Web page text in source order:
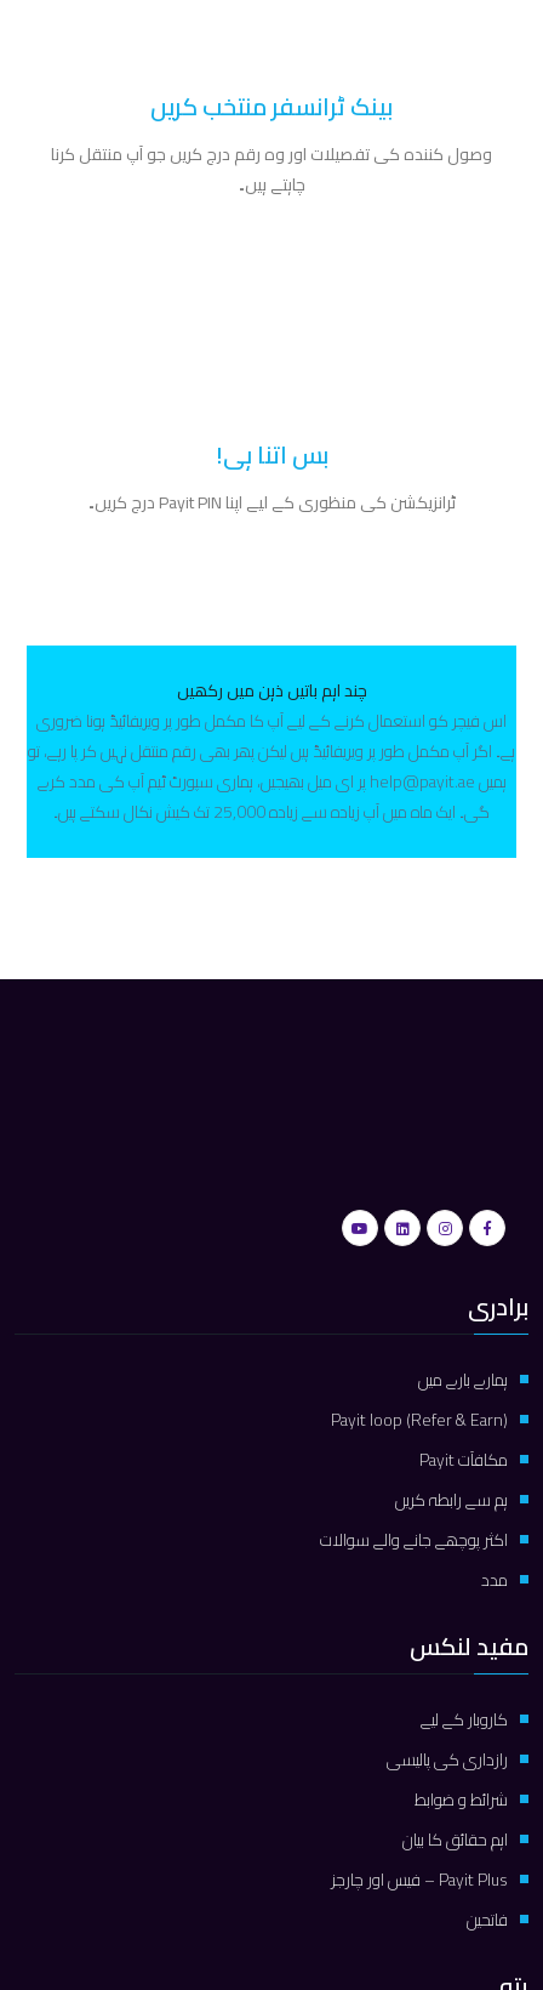
بینک ٹرانسفر منتخب کریں
وصول کنندہ کی تفصیلات اور وہ رقم درج کریں جو آپ منتقل کرنا
چاہتے ہیں۔
بس اتنا ہی!
ٹرانزیکشن کی منظوری کے لیے اپنا Payit PIN درج کریں۔
چند اہم باتیں ذہن میں رکھیں
اس فیچر کو استعمال کرنے کے لیے آپ کا مکمل طور پر ویریفائیڈ ہونا ضروری
ہے۔ اگر آپ مکمل طور پر ویریفائیڈ ہیں لیکن پھر بھی رقم منتقل نہیں کر پا رہے، تو
ہمیں help@payit.ae پر ای میل بھیجیں، ہماری سپورٹ ٹیم آپ کی مدد کرے
گی۔ ایک ماہ میں آپ زیادہ سے زیادہ 25,000 تک کیش نکال سکتے ہیں۔
برادری
ہمارے بارے میں
Payit loop (Refer & Earn)
مكافآت Payit
ہم سے رابطہ کریں
اکثر پوچھے جانے والے سوالات
مدد
مفید لنکس
کاروبار کے لیے
رازداری کی پالیسی
شرائط و ضوابط
اہم حقائق کا بیان
Payit Plus – فیس اور چارجز
فاتحین